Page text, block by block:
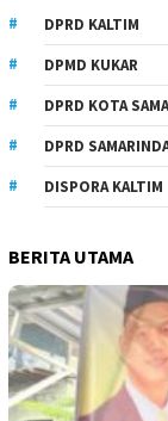
DPRD KALTIM
DPMD KUKAR
DPRD KOTA
DPRD
DISPORA KALTIM
BERITA UTAMA